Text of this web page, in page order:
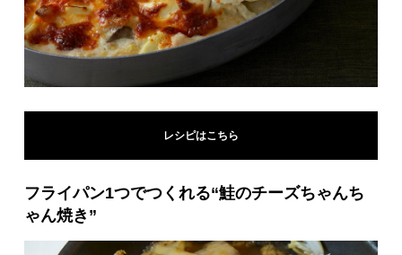
レシピはこちら
フライパン1つでつくれる“鮭のチーズちゃんち
ゃん焼き”